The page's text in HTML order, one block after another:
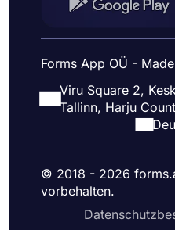
Forms App OÜ -
Viru Square 2,
Tallinn, Harju
© 2018 - 2026
vorbehalten.